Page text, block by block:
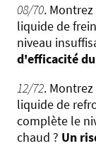
08/70.
liquide de
niveau
d'efficacité
12/72.
liquide de
complète le
chaud ? Un